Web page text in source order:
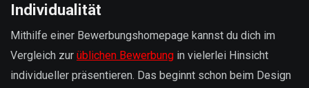
Individualität
Mithilfe einer Bewerbungshomepage kannst du dich im
Vergleich zur üblichen Bewerbung in vielerlei Hinsicht
individueller präsentieren. Das beginnt schon beim Design